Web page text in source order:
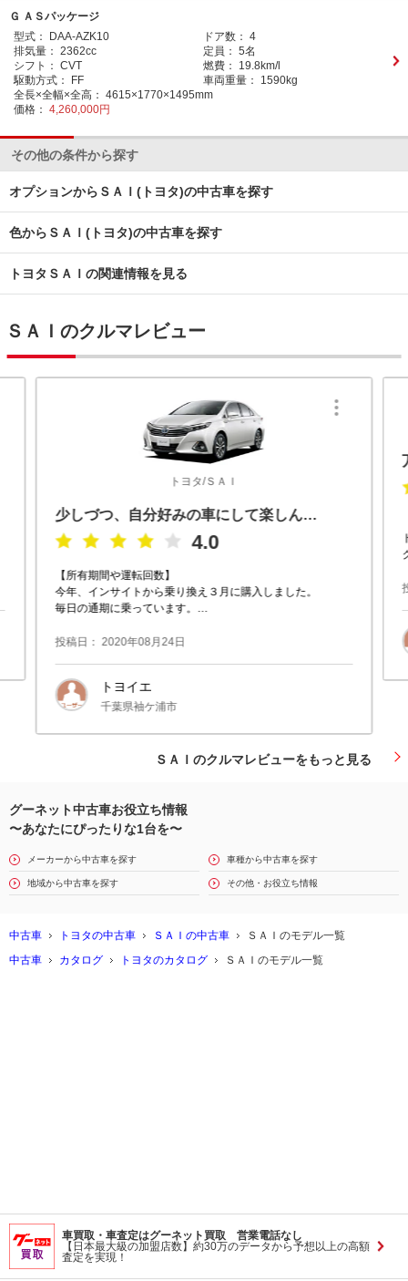
Ｇ ＡＳパッケージ
型式：
DAA-AZK10 ドア数： 4
排気量： 2362cc 定員： 5名
シフト： CVT 燃費：
19.8km/l
駆動方式：
FF 車両重量：
1590kg
全長×全幅×全高： 4615×1770×1495mm
価格： 4,260,000円
その他の条件から探す
オプションからＳＡＩ(トヨタ)の中古車を探す
色からＳＡＩ(トヨタ)の中古車を探す
トヨタＳＡＩの関連情報を見る
ＳＡＩのクルマレビュー
トヨタ/ＳＡＩ
少しづつ、自分好みの車にして楽しんでます。
4.0
【所有期間や運転回数】
今年、インサイトから乗り換え３月に購入しました。
毎日の通期に乗っています。
【このクルマの良い点】
投稿日： 2020年08月24日
トヨイエ
千葉県袖ケ浦市
ＳＡＩのクルマレビューをもっと見る
グーネット中古車お役立ち情報
〜あなたにぴったりな1台を〜
メーカーから中古車を探す 車種から中古車を探す
地域から中古車を探す その他・お役立ち情報
中古車 トヨタの中古車 ＳＡＩの中古車
ＳＡＩのモデル一覧
中古車
カタログ トヨタのカタログ ＳＡＩのモデル一覧
車買取・車査定はグーネット買取 営業電話なし
【日本最大級の加盟店数】約30万のデータから予想以上の高額
査定を実現！